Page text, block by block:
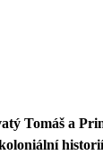
Tomáš a